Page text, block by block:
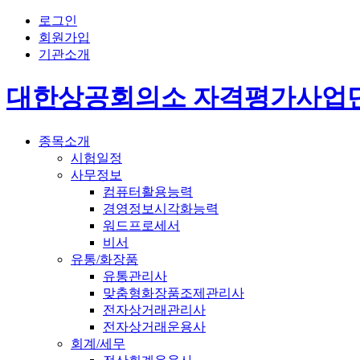
로그인
회원가입
기관소개
대한상공회의소 자격평가사업
종목소개
시험일정
사무정보
컴퓨터활용능력
경영정보시각화능력
워드프로세서
비서
유통/화장품
유통관리사
맞춤형화장품조제관리사
전자상거래관리사
전자상거래운용사
회계/세무